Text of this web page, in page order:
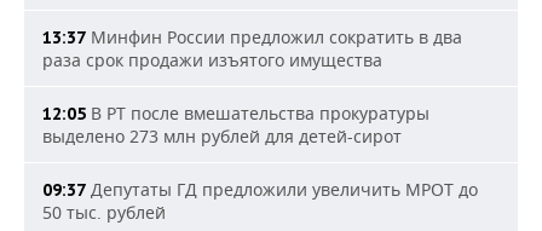
13:37 Минфин России предложил сократить в два
раза срок продажи изъятого имущества
12:05 В РТ после вмешательства прокуратуры
выделено 273 млн рублей для детей-сирот
09:37 Депутаты ГД предложили увеличить МРОТ до
50 тыс. рублей